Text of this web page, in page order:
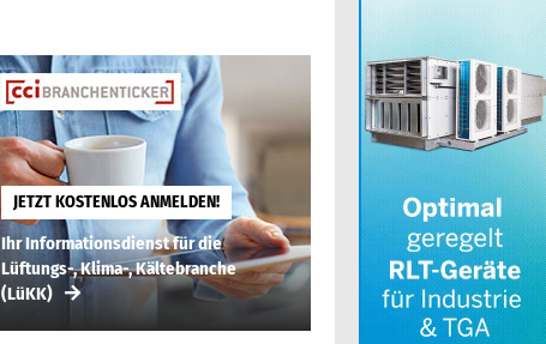
JETZT KOSTENLOS ANMELDEN!
Ihr Informationsdienst für die
Lüftungs-, Klima-, Kältebranche
(LüKK)